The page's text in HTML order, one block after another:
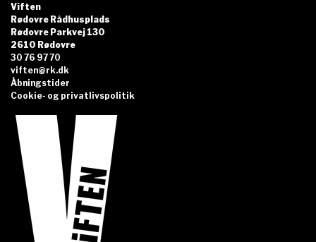
Viften
Rødovre Rådhusplads
Rødovre Parkvej 130
2610 Rødovre
30 76 97 70
viften@rk.dk
Åbningstider
Cookie- og privatlivspolitik